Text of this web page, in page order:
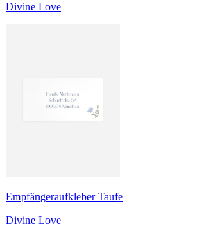
Divine Love
Empfängeraufkleber Taufe
Divine Love